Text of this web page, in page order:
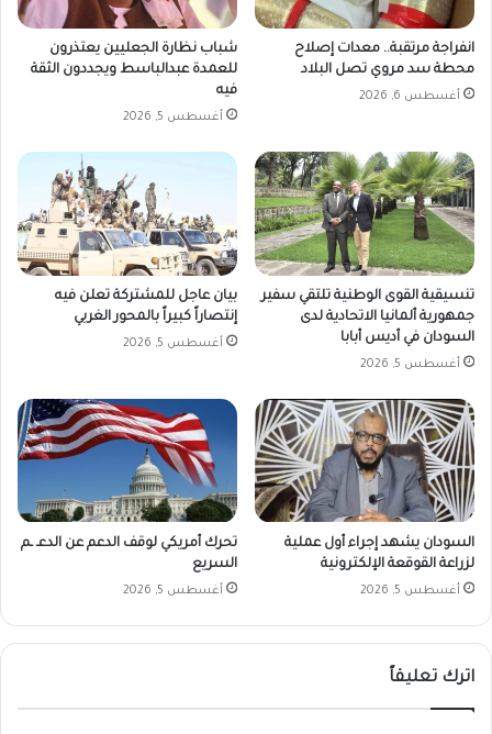
انفراجة مرتقبة.. معدات إصلاح
محطة سد مروي تصل البلاد
أغسطس 6, 2026
شباب نظارة الجعليين يعتذرون
للعمدة عبدالباسط ويجددون الثقة
فيه
أغسطس 5, 2026
تنسيقية القوى الوطنية تلتقي سفير
جمهورية ألمانيا الاتحادية لدى
السودان في أديس أبابا
أغسطس 5, 2026
بيان عاجل للمشتركة تعلن فيه
إنتصاراً كبيراً بالمحور الغربي
أغسطس 5, 2026
السودان يشهد إجراء أول عملية
لزراعة القوقعة الإلكترونية
أغسطس 5, 2026
تحرك أمريكي لوقف الدعم عن الدعـ ـم
السريع
أغسطس 5, 2026
اترك تعليقاً